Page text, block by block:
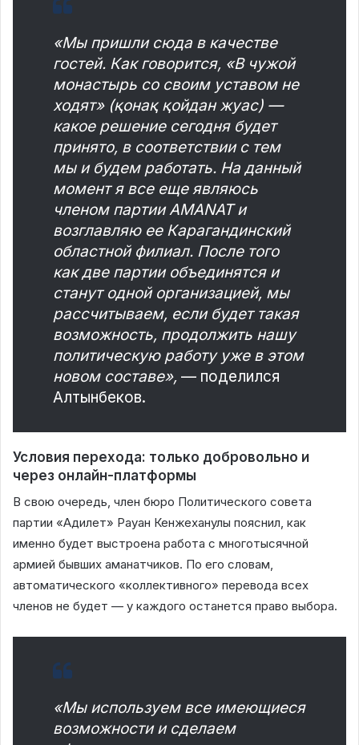
«Мы пришли сюда в качестве
гостей. Как говорится, «В чужой
монастырь со своим уставом не
ходят» (қонақ қойдан жуас) —
какое решение сегодня будет
принято, в соответствии с тем
мы и будем работать. На данный
момент я все еще являюсь
членом партии AMANAT и
возглавляю ее Карагандинский
областной филиал. После того
как две партии объединятся и
станут одной организацией, мы
рассчитываем, если будет такая
возможность, продолжить нашу
политическую работу уже в этом
новом составе», — поделился
Алтынбеков.
Условия перехода: только добровольно и
через онлайн-платформы
В свою очередь, член бюро Политического совета
партии «Адилет» Рауан Кенжеханулы пояснил, как
именно будет выстроена работа с многотысячной
армией бывших аманатчиков. По его словам,
автоматического «коллективного» перевода всех
членов не будет — у каждого останется право выбора.
«Мы используем все имеющиеся
возможности и сделаем